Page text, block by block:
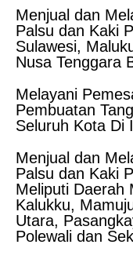
Menjual dan
Palsu dan Kaki
Sulawesi,
Nusa Tenggara
Melayani
Pembuatan
Seluruh Kota Di
Menjual dan
Palsu dan Kaki
Meliputi Daerah
Kalukku,
Utara,
Polewali dan